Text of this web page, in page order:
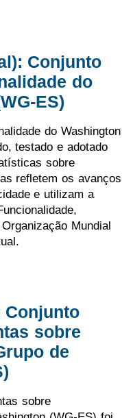
Conjunto
do
ES)
do Washington
testado e adotado
sobre
refletem os avanços
e utilizam a
Mundial
Conjunto
sobre
de
sobre